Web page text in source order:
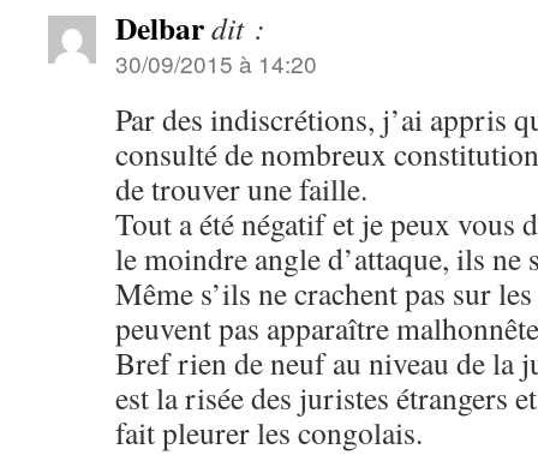
Delbardit :
30/09/2015 à 14:20
Par des indiscrétions, j’ai appris
consulté de nombreux
de trouver une faille.
Tout a été négatif et je peux vous
le moindre angle d’attaque, ils ne
Même s’ils ne crachent pas sur
peuvent pas apparaître
Bref rien de neuf au niveau de la
est la risée des juristes étrangers
fait pleurer les congolais.